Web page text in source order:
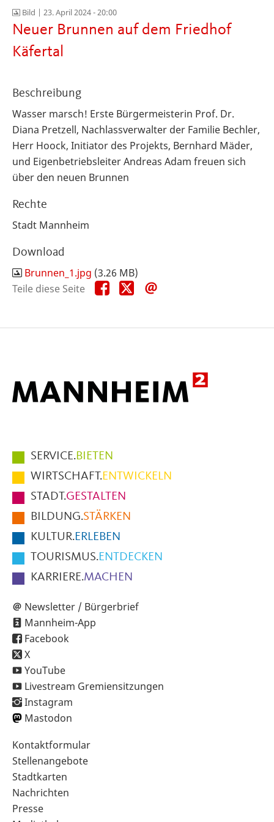
Bild | 23. April 2024 - 20:00
Neuer Brunnen auf dem Friedhof
Käfertal
Beschreibung
Wasser marsch! Erste Bürgermeisterin Prof. Dr.
Diana Pretzell, Nachlassverwalter der Familie Bechler,
Herr Hoock, Initiator des Projekts, Bernhard Mäder,
und Eigenbetriebsleiter Andreas Adam freuen sich
über den neuen Brunnen
Rechte
Stadt Mannheim
Download
Brunnen_1.jpg (3.26 MB)
Teile diese Seite
Teile
diese
Teile
diese
Hauptmenüpunkte
im
Fußbereich
der
Seite
SERVICE.BIETEN
WIRTSCHAFT.ENTWICKELN
STADT.GESTALTEN
BILDUNG.STÄRKEN
KULTUR.ERLEBEN
TOURISMUS.ENTDECKEN
KARRIERE.MACHEN
Newsletter / Bürgerbrief
Mannheim-App
Facebook
X
YouTube
Livestream Gremiensitzungen
Instagram
Mastodon
Sekundärnavigation
im
Fußbereich
Kontaktformular
Stellenangebote
Stadtkarten
Nachrichten
Presse